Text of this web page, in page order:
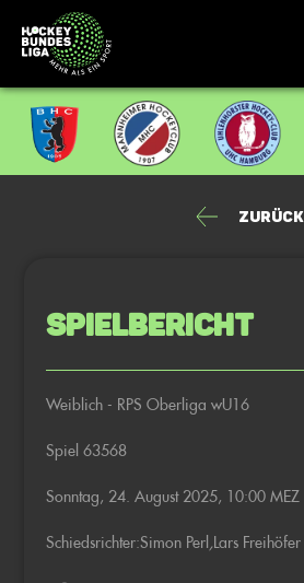
Zurück
Spielbericht
Weiblich - RPS Oberliga wU16
Spiel 63568
Sonntag, 24. August 2025, 10:00 MEZ
Schiedsrichter:Simon Perl,Lars Freihöfer